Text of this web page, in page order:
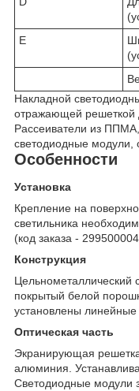
E
Накладной
отражающей
Рассеиватели из
светодиодные модули,
Особенности
Установка
Крепление на
светильника
(код заказа -
Конструкция
Цельнометаллический
покрытый белой
установлены
Оптическая часть
Экранирующая решетка
алюминия.
Светодиодные модули